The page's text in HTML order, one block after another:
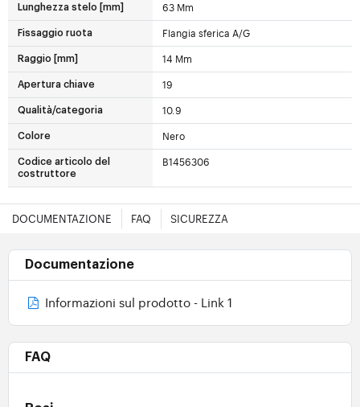
Lunghezza stelo [mm] 63 Mm
Fissaggio ruota Flangia sferica A/G
Raggio [mm] 14 Mm
Apertura chiave 19
Qualità/categoria 10.9
Colore Nero
Codice articolo del
costruttore
B1456306
DOCUMENTAZIONE FAQ SICUREZZA
Documentazione
Informazioni sul prodotto - Link 1
FAQ